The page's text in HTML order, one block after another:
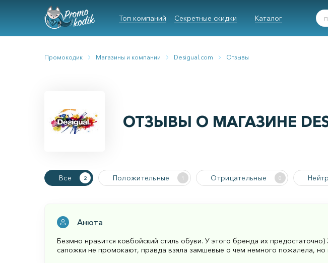
Топ компаний Секретные скидки Каталог
Промокодик Магазины и компании Desigual.com Отзывы
ОТЗЫВЫ О МАГАЗИНЕ
Все 2 Положительные 1 Отрицательные 0
Анюта
Безмно нравится ковбойский стиль обуви. У этого бренда их
сапожки не промокают, правда взяла замшевые о чем немного пожалела,